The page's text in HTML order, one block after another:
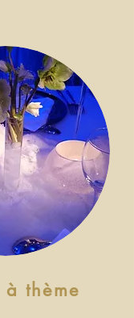
à thème